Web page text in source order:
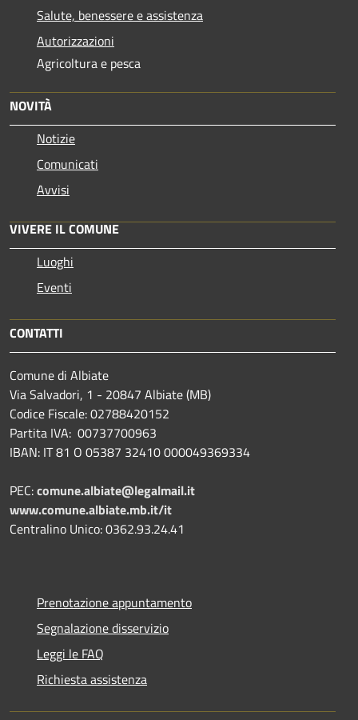
Salute, benessere e assistenza
Autorizzazioni
Agricoltura e pesca
NOVITÀ
Notizie
Comunicati
Avvisi
VIVERE IL COMUNE
Luoghi
Eventi
CONTATTI
Comune di Albiate
Via Salvadori, 1 - 20847 Albiate (MB)
Codice Fiscale: 02788420152
Partita IVA: 00737700963
IBAN: IT 81 O 05387 32410 000049369334
PEC:comune.albiate@legalmail.it
www.comune.albiate.mb.it/it
Centralino Unico: 0362.93.24.41
Prenotazione appuntamento
Segnalazione disservizio
Leggi le FAQ
Richiesta assistenza